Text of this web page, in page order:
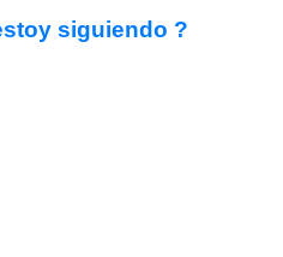
siguiendo ?